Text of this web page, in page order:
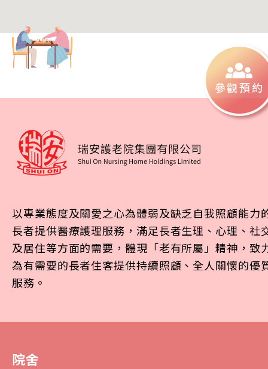
參觀預約
以專業態度及關愛之心為體弱及缺乏自我照顧能力
長者提供醫療護理服務，滿足長者生理、心理、社
及居住等方面的需要，體現「老有所屬」精神，致
為有需要的長者住客提供持續照顧、全人關懷的優
服務。
院舍